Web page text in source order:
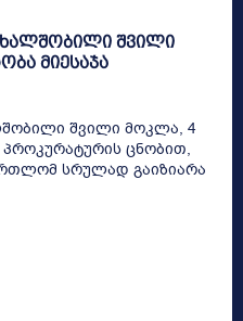
შვილი
მიესაჯა
შვილი მოკლა, 4
ცნობით,
სრულად გაიზიარა